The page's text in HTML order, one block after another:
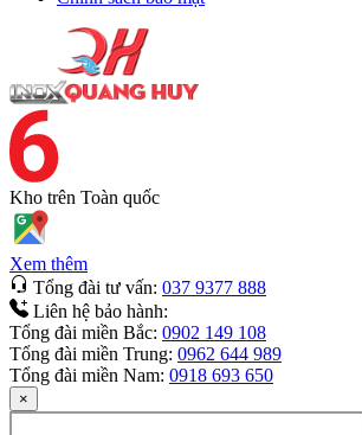
Kho trên Toàn quốc
Xem thêm
Tổng đài tư vấn: 037 9377 888
Liên hệ bảo hành:
Tổng đài miền Bắc: 0902 149 108
Tổng đài miền Trung: 0962 644 989
Tổng đài miền Nam: 0918 693 650
×